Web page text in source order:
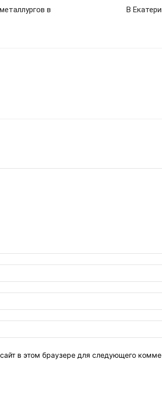
в
В
в этом браузере для следующего